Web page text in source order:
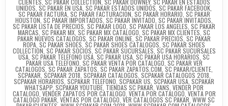
CLIENTES, SC PAKAR COLLECTION, SC PAKAR DOWNEY, SC PAKAR EN ESTADOS
UNIDOS, SC PAKAR EN USA, SC PAKAR ESTADOS UNIDOS, SC PAKAR FACEBOOK,
SC PAKAR FACTURA, SC PAKAR FACTURACION, SC PAKAR HORARIO, SC PAKAR
HOUSTON, SC PAKAR IMPORTADOS, SC PAKAR INVITADO, SC PAKAR INVITADOS,
SC PAKAR LISTA DE PRECIOS, SC PAKAR LOGO, SC PAKAR LOS ANGELES, SC PAKAR
MARCAS, SC PAKAR MX, SC PAKAR MX CATALOGO, SC PAKAR MX CLIENTES, SC
PAKAR NUEVOS CATALOGOS, SC PAKAR ONLINE, SC PAKAR PRECIOS, SC PAKAR
ROPA, SC PAKAR SHOES, SC PAKAR SHOES CATALOGOS, SC PAKAR SHOES
COLLECTION, SC PAKAR SOCIOS, SC PAKAR SUCURSALES, SC PAKAR SUCURSALES
USA, SC PAKAR TELEFONO USA, SC PAKAR USA, SC PAKAR USA HORARIOS, SC
PAKAR USA TELEFONO, SC PAKAR VENTA POR CATALOGO, SC PAKAR VER
CATALOGOS, SC PAKAR ZAPATOS, SC PAKAR ZAPATOS.COM, SC PAKAR/CLIENTE,
SCPAKAR, SCPAKAR 2018, SCPAKAR CATALOGOS, SCPAKAR CATALOGOS 2018,
SCPAKAR HORARIOS, SCPAKAR TELEFONO, SCPAKAR US, SCPAKAR USA, SCPAKAR
WHATSAPP, SCPAKAR YOUTUBE, TIENDAS SC PAKAR, VANS, VENDER POR
CATALOGO, VENDER ZAPATOS POR CATALOGO, VENTA POR CATALOGO, VENTA POR
CATALOGO PAKAR, VENTAS POR CATALOGO, VER CATALOGOS SC PAKAR, WWW SC